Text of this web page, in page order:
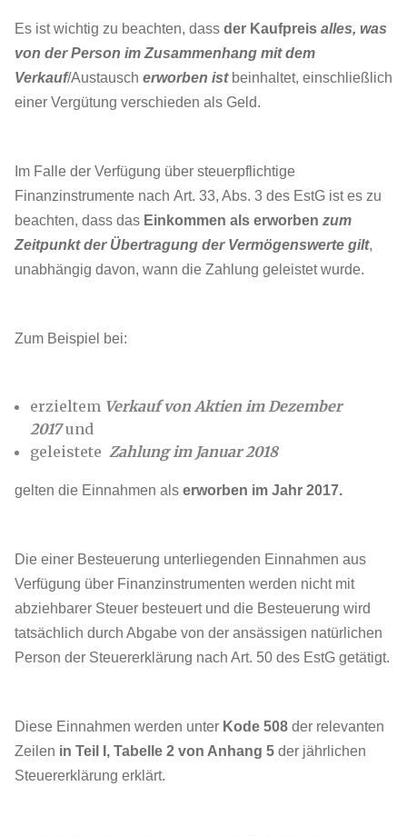
Es ist wichtig zu beachten, dass der Kaufpreis alles, was
von der Person im Zusammenhang mit dem
Verkauf/Austausch erworben istbeinhaltet, einschließlich
einer Vergütung verschieden als Geld.
Im Falle der Verfügung über steuerpflichtige
Finanzinstrumente nach Art. 33, Abs. 3 des EstG ist es zu
beachten, dass das Einkommen als erworben zum
Zeitpunkt der Übertragung der Vermögenswerte gilt,
unabhängig davon, wann die Zahlung geleistet wurde.
Zum Beispiel bei:
erzieltem Verkauf von Aktien im Dezember
2017und
geleistete Zahlung im Januar 2018
gelten die Einnahmen als erworben im Jahr 2017.
Die einer Besteuerung unterliegenden Einnahmen aus
Verfügung über Finanzinstrumenten werden nicht mit
abziehbarer Steuer besteuert und die Besteuerung wird
tatsächlich durch Abgabe von der ansässigen natürlichen
Person der Steuererklärung nach Art. 50 des EstG getätigt.
Diese Einnahmen werden unter Kode 508 der relevanten
Zeilen in Teil I, Tabelle 2 von Anhang 5 der jährlichen
Steuererklärung erklärt.